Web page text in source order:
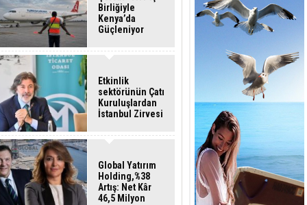
Birliğiyle
Kenya’da
Güçleniyor
Etkinlik
sektörünün Çatı
Kuruluşlardan
İstanbul Zirvesi
Global Yatırım
Holding,%38
Artış: Net Kâr
46,5 Milyon